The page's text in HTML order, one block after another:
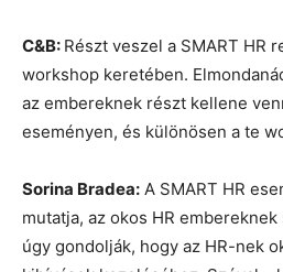
C&B: Részt veszel a SMART HR
workshop keretében.
az embereknek részt kellene
eseményen, és különösen a te
Sorina Bradea: A SMART HR
mutatja, az okos HR
úgy gondolják, hogy az HR-nek